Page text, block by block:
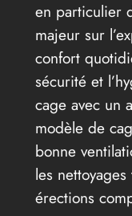
en particulier
majeur sur
confort
sécurité et
cage avec un
modèle de
bonne
les
érections